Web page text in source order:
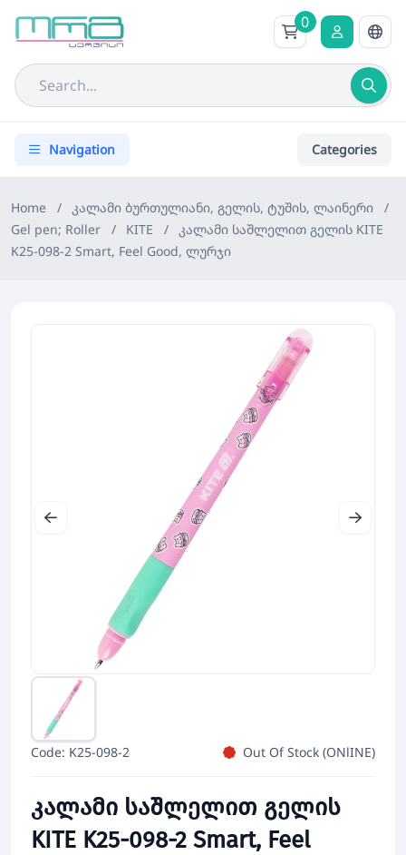
0
Navigation Categories
Home / კალამი ბურთულიანი, გელის, ტუშის, ლაინერი
/
Gel pen; Roller
/ KITE /
კალამი საშლელით გელის KITE
K25-098-2 Smart, Feel Good, ლურჯი
Code: K25-098-2 Out Of Stock (ONlINE)
კალამი საშლელით გელის
KITE K25-098-2 Smart, Feel